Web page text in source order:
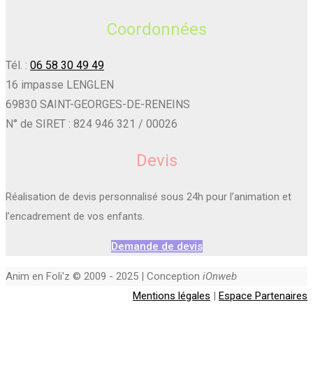
Coordonnées
Tél. : 06 58 30 49 49
16 impasse LENGLEN
69830 SAINT-GEORGES-DE-RENEINS
N° de SIRET : 824 946 321 / 00026
Devis
Réalisation de devis personnalisé sous 24h pour l’animation et
l’encadrement de vos enfants.
Demande de devis
Anim en Foli'z © 2009 - 2025 | Conception iOnweb
Mentions légales | Espace Partenaires